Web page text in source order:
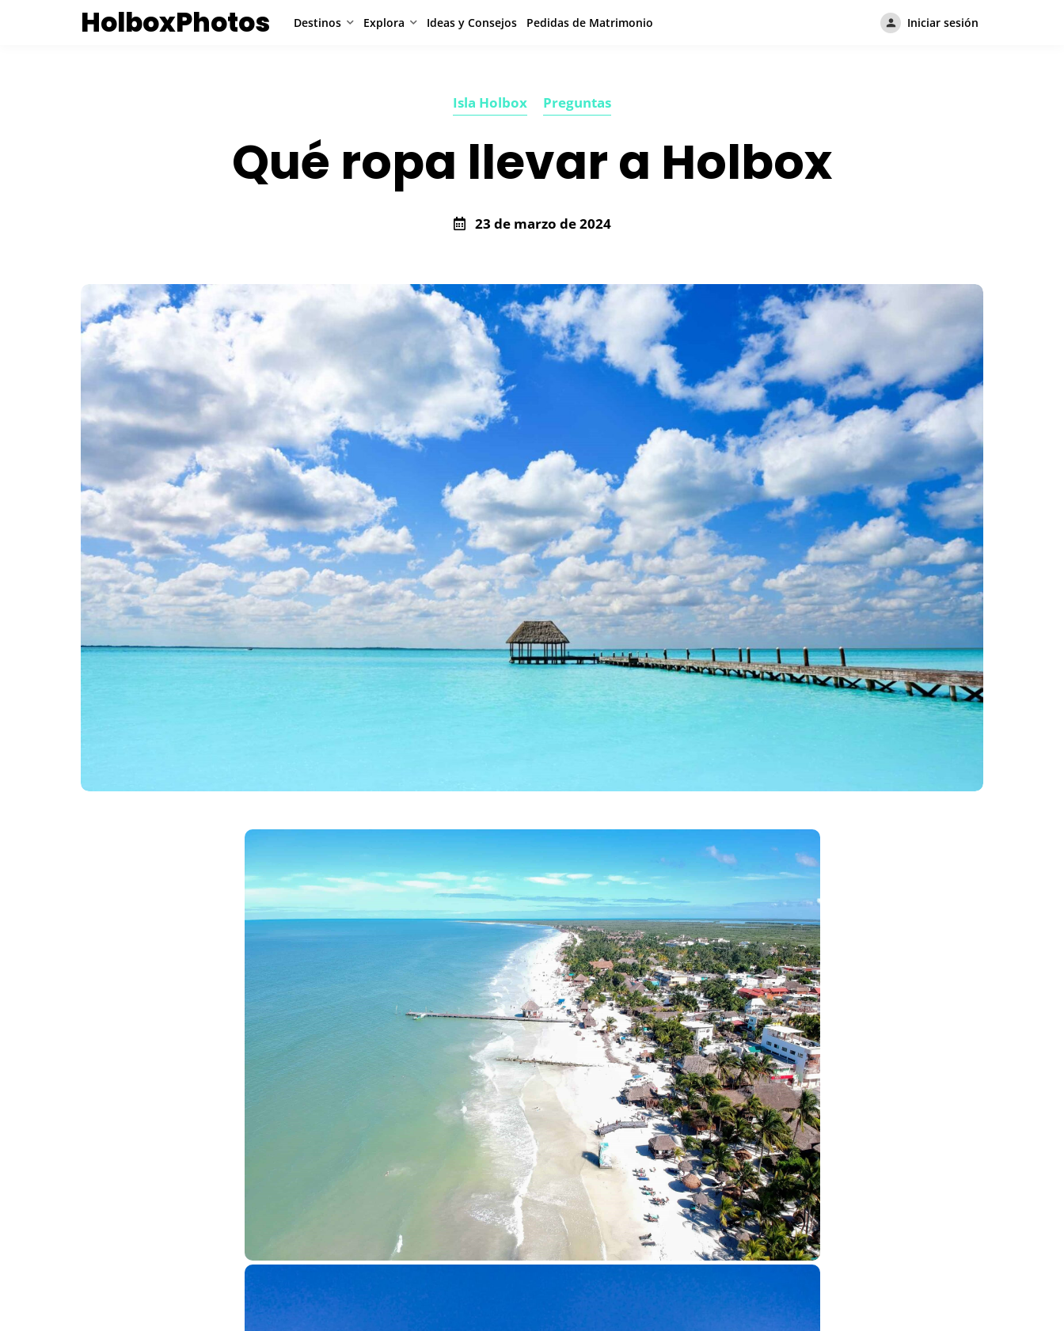
HolboxPhotos Destinos Explora Ideas y Consejos Pedidas de Matrimonio Iniciar sesión
Isla Holbox Preguntas
Qué ropa llevar a Holbox
23 de marzo de 2024